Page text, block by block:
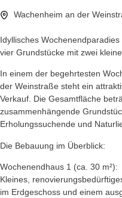
Wachenheim an der
Idyllisches
vier Grundstücke mit zwei
In einem der begehrtesten
der Weinstraße steht ein
Verkauf. Die Gesamtfläche
zusammenhängende
Erholungssuchende und
Die Bebauung im Überblick:
Wochenendhaus 1 (ca. 30 m²):
Kleines,
im Erdgeschoss und einem